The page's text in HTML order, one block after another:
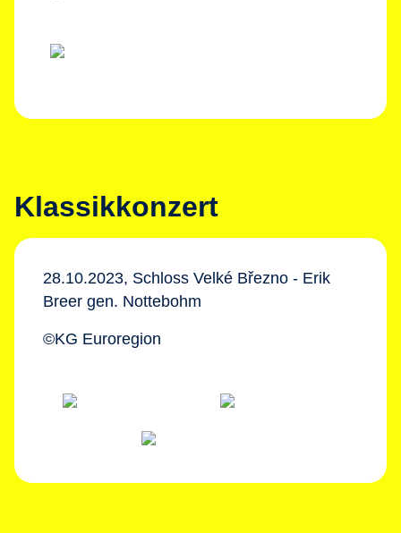
Klassikkonzert
28.10.2023, Schloss Velké Březno - Erik
Breer gen. Nottebohm
©KG Euroregion